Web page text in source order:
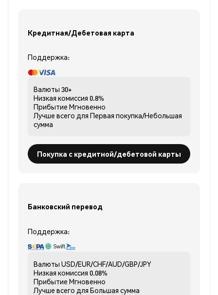
Кредитная/Дебетовая карта
Поддержка:
Валюты 30+
Низкая комиссия 0.8%
Прибытие Мгновенно
Лучше всего для Первая покупка/Небольшая
сумма
Покупка с кредитной/дебетовой карты
Банковский перевод
Поддержка:
Валюты USD/EUR/CHF/AUD/GBP/JPY
Низкая комиссия 0.08%
Прибытие Мгновенно
Лучше всего для Большая сумма